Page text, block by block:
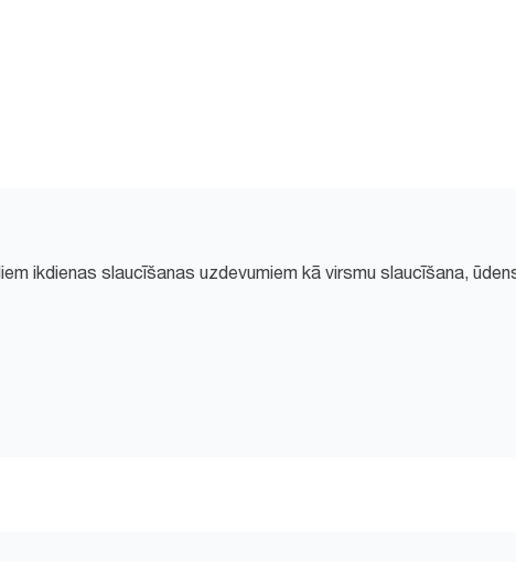
ikdienas slaucīšanas uzdevumiem kā virsmu slaucīšana,